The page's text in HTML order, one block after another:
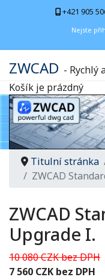
+421 905
Nejste
ZWCAD - Rychlý
Košík je prázdný
Titulní stránka
ZWCAD
ZWCAD
Upgrade I.
10 080 CZK bez DPH
7 560 CZK bez DPH